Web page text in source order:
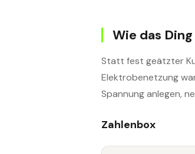
Wie das
Statt fest geätzter
Elektrobenetzung
Spannung anlegen,
Zahlenbox